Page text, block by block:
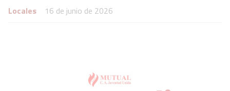
Locales
16 de junio de 2026